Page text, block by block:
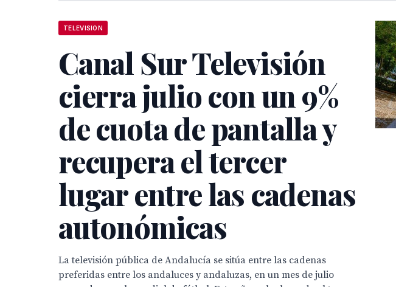
TELEVISION
Canal Sur Televisión
cierra julio con un 9%
de cuota de pantalla y
recupera el tercer
lugar entre las cadenas
autonómicas
La televisión pública de Andalucía se sitúa entre las cadenas
preferidas entre los andaluces y andaluzas, en un mes de julio